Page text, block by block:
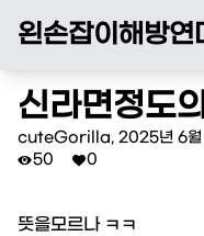
왼손잡이해방연
신라면정도
cuteGorilla, 2025년 6월
50 0
뜻을모르나 ㅋㅋ